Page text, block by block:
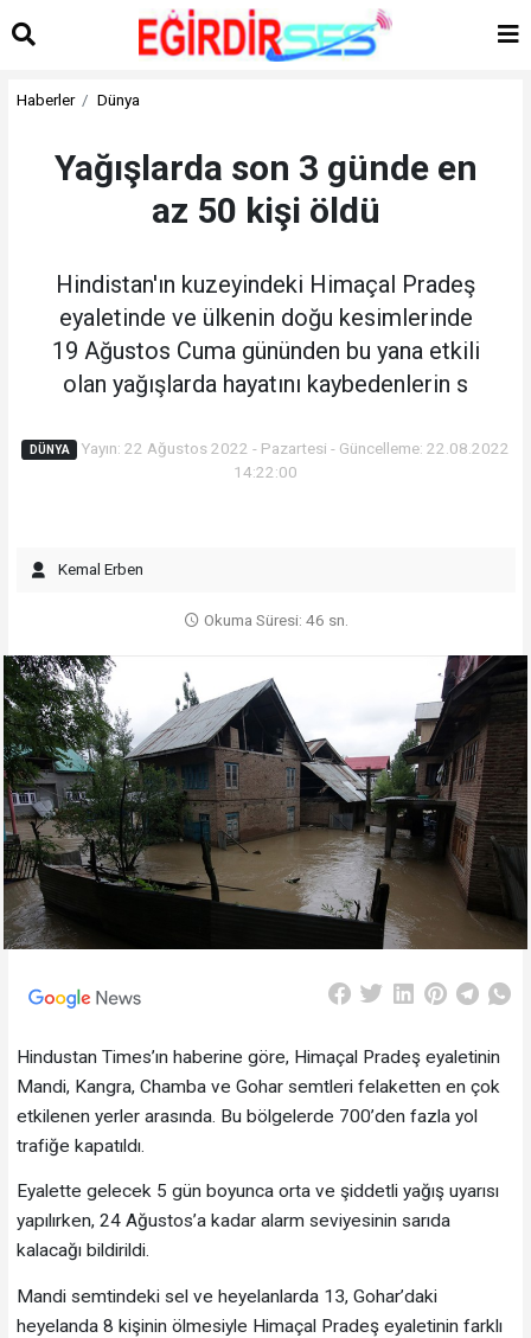
Haberler Dünya
Yağışlarda son 3 günde en
az 50 kişi öldü
Hindistan'ın kuzeyindeki Himaçal Pradeş
eyaletinde ve ülkenin doğu kesimlerinde
19 Ağustos Cuma gününden bu yana etkili
olan yağışlarda hayatını kaybedenlerin s
DÜNYA
Yayın: 22 Ağustos 2022 - Pazartesi - Güncelleme: 22.08.2022
14:22:00
Kemal Erben
Okuma Süresi: 46 sn.
Hindustan Times’ın haberine göre, Himaçal Pradeş eyaletinin
Mandi, Kangra, Chamba ve Gohar semtleri felaketten en çok
etkilenen yerler arasında. Bu bölgelerde 700’den fazla yol
trafiğe kapatıldı.
Eyalette gelecek 5 gün boyunca orta ve şiddetli yağış uyarısı
yapılırken, 24 Ağustos’a kadar alarm seviyesinin sarıda
kalacağı bildirildi.
Mandi semtindeki sel ve heyelanlarda 13, Gohar’daki
heyelanda 8 kişinin ölmesiyle Himaçal Pradeş eyaletinin farklı